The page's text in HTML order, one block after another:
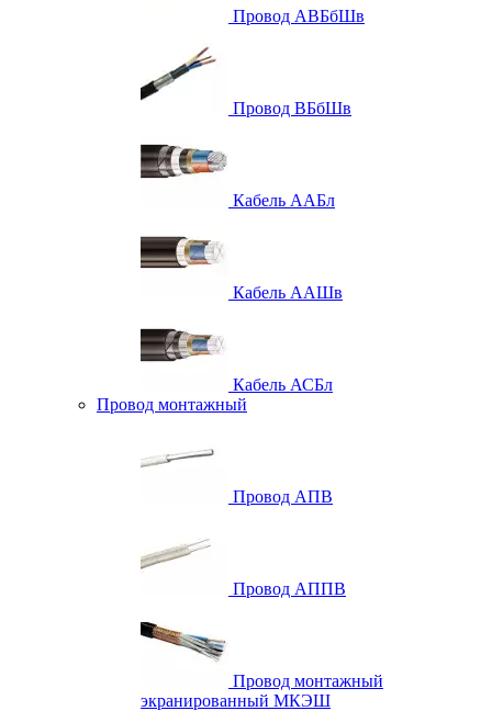
Провод АВБбШв
Провод ВБбШв
Кабель ААБл
Кабель ААШв
Кабель АСБл
Провод монтажный
Провод АПВ
Провод АППВ
Провод монтажный
экранированный МКЭШ